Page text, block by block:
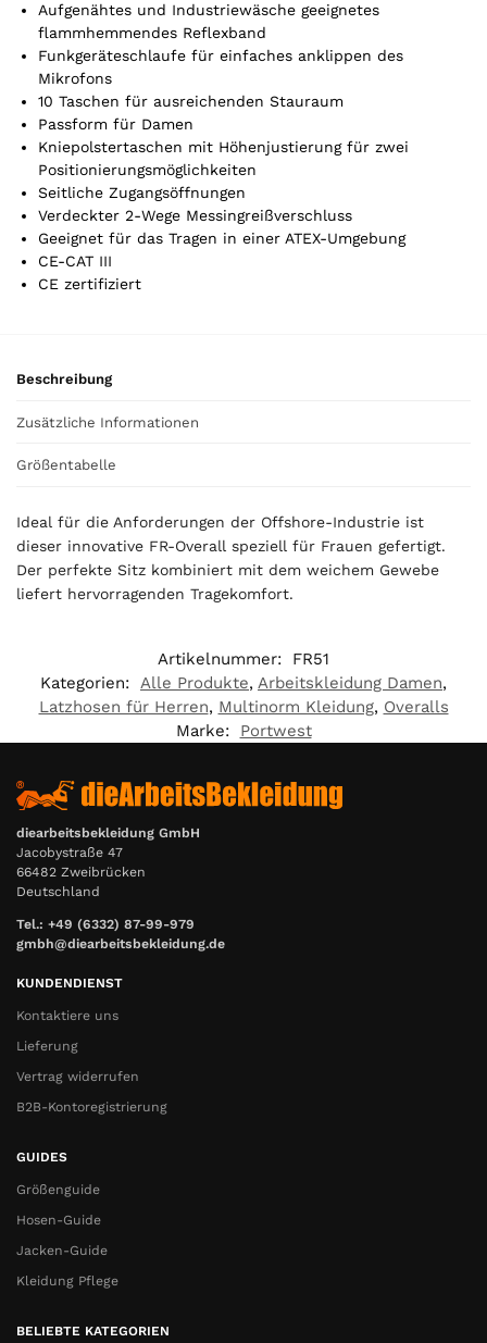
i
s
,
0
0
€
Aufgenähtes und Industriewäsche geeignetes
flammhemmendes Reflexband
Funkgeräteschlaufe für einfaches anklippen des
Mikrofons
10 Taschen für ausreichenden Stauraum
Passform für Damen
Kniepolstertaschen mit Höhenjustierung für zwei
Positionierungsmöglichkeiten
Seitliche Zugangsöffnungen
Verdeckter 2-Wege Messingreißverschluss
Geeignet für das Tragen in einer ATEX-Umgebung
CE-CAT III
CE zertifiziert
Beschreibung
Zusätzliche Informationen
Größentabelle
Ideal für die Anforderungen der Offshore-Industrie ist
dieser innovative FR-Overall speziell für Frauen gefertigt.
Der perfekte Sitz kombiniert mit dem weichem Gewebe
liefert hervorragenden Tragekomfort.
Artikelnummer:
FR51
Kategorien: Alle Produkte, Arbeitskleidung Damen,
Latzhosen für Herren, Multinorm Kleidung, Overalls
Marke:
Portwest
diearbeitsbekleidung GmbH
Jacobystraße 47
66482 Zweibrücken
Deutschland
Tel.: +49 (6332) 87-99-979
gmbh@diearbeitsbekleidung.de
KUNDENDIENST
Kontaktiere uns
Lieferung
Vertrag widerrufen
B2B-Kontoregistrierung
GUIDES
Größenguide
Hosen-Guide
Jacken-Guide
Kleidung Pflege
BELIEBTE KATEGORIEN